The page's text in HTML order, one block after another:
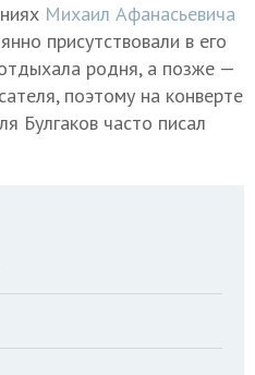
Михаил Афанасьевича
присутствовали в его
родня, а позже —
поэтому на конверте
Булгаков часто писал